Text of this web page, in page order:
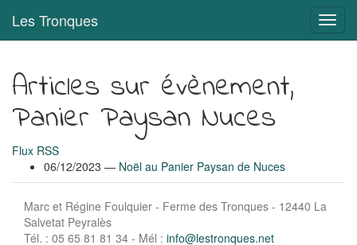
contenu
en
Les Tronques
Articles sur évènement,
Panier Paysan Nuces
Flux RSS
06/12/2023
Noël au Panier Paysan de Nuces
Marc et Régine Foulquier - Ferme des Tronques - 12440 La
Salvetat Peyralès
Tél. : 05 65 81 81 34 - Mél : info@lestronques.net